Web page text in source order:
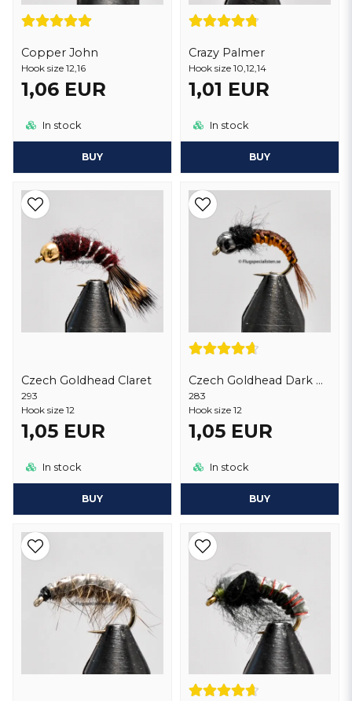
Copper John
Hook size 12,16
1,06 EUR
In stock
BUY
Crazy Palmer
Hook size 10,12,14
1,01 EUR
In stock
BUY
Czech Goldhead Claret
293
Hook size 12
1,05 EUR
In stock
BUY
Czech Goldhead Dark Brown
283
Hook size 12
1,05 EUR
In stock
BUY